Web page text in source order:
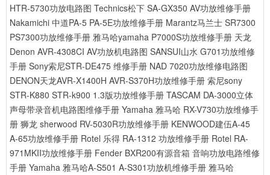
HTR-5730功放电路图 Technics松下 SA-GX350 AV功放维修手册
Nakamichi 中道PA-5 PA-5E功放维修手册 Marantz马兰士 SR7300
PS7300功放维修手册 雅马哈yamaha P7000S功放维修手册 天龙
Denon AVR-4308CI AV功放机电路图 SANSUI山水 G701功放维修
手册 Sony索尼STR-DE475 维修手册 NAD 7020功放维修电路图
DENON天龙AVR-X1400H AVR-S370H功放维修手册 索尼sony
STR-K880 STR-k900 1.3版功放维修手册 TASCAM DA-3000立体
声母带录音机电路图维修手册 Yamaha 雅马哈 RX-V730功放维修手
册 狮龙 sherwood RV-5030R功放维修手册 KENWOOD建伍A-45
A-65功放维修手册 Rotel 乐得 RA-1312 功放维修手册 Rotel RA-
971MKII功放维修手册 Fender BXR200有源音箱 音响功放电路维修
手册 Yamaha 雅马哈A-S501 A-S301功放机维修手册 雅马哈